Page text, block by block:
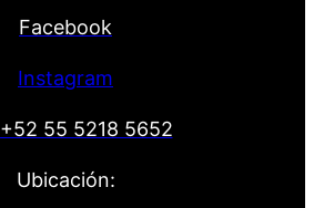
Facebook
Instagram
+52 55 5218 5652
Ubicación: